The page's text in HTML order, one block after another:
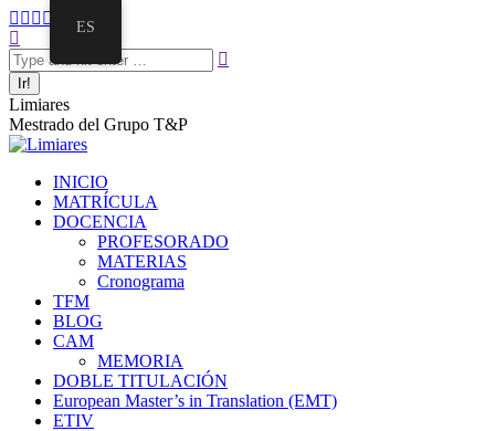
Saltar
al
contenido
Facebook
opens
in
new
window
Twitter
opens
in
new
window
Mail
opens
in
window
Instagram
page
in
window
Linkedin
page
in
window
Buscar:
Limiares
Mestrado del Grupo T&P
INICIO
MATRÍCULA
DOCENCIA
PROFESORADO
MATERIAS
Cronograma
TFM
BLOG
CAM
MEMORIA
DOBLE TITULACIÓN
European Master’s in Translation (EMT)
ETIV
ES